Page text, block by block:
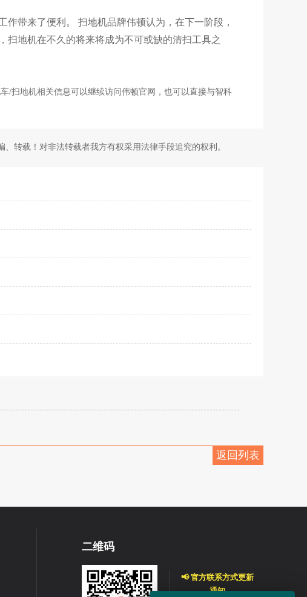
带来了便利。 扫地机品牌伟顿认为，在下一阶段，
扫地机在不久的将来将成为不可或缺的清扫工具之
/扫地机相关信息可以继续访问伟顿官网，也可以直接与智科
转载！对非法转载者我方有权采用法律手段追究的权利。
返回列表
二维码
📢 官方联系方式更新
通知